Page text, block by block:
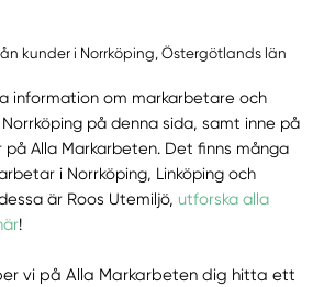
kunder i Norrköping, Östergötlands län
information om markarbetare och
på denna sida, samt inne på
Alla Markarbeten. Det finns många
i Norrköping, Linköping och
är Roos Utemiljö,utforska alla
!
vi på Alla Markarbeten dig hitta ett